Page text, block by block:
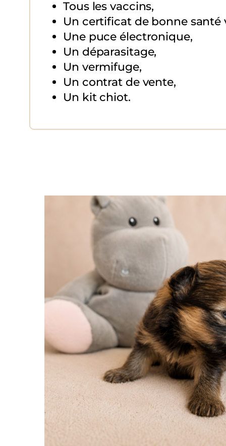
Tous les vaccins,
Un certificat de bonne santé
Une puce électronique,
Un déparasitage,
Un vermifuge,
Un contrat de vente,
Un kit chiot.